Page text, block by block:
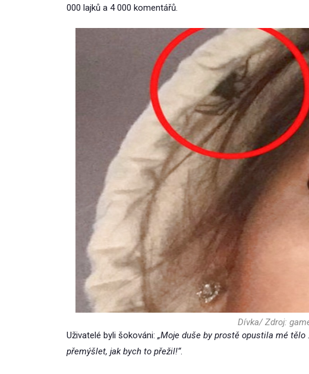
000 lajků a 4 000 komentářů.
Dívka/ Zdroj:
Uživatelé byli šokováni: „Moje duše by prostě opustila mé tělo
přemýšlet, jak bych to přežil!“.